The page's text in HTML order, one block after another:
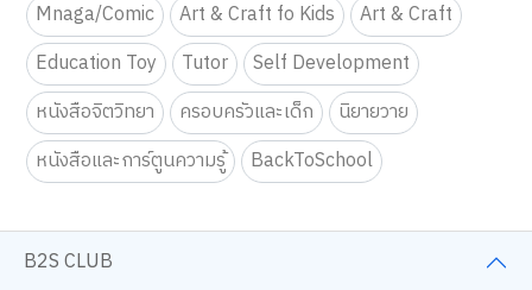
Mnaga/Comic
Art & Craft fo Kids
Art & Craft
Education Toy
Tutor
Self Development
หนังสือจิตวิทยา
ครอบครัวและเด็ก
นิยายวาย
หนังสือและการ์ตูนความรู้
BackToSchool
B2S CLUB